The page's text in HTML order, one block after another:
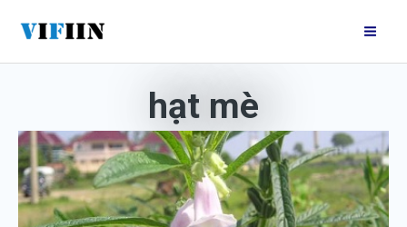
nội
hạt mè